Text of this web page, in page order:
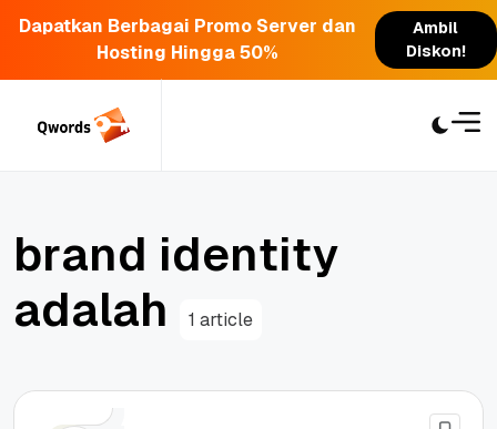
Dapatkan Berbagai Promo Server dan
Hosting Hingga 50%
Ambil
Diskon!
brand identity
adalah 1 article